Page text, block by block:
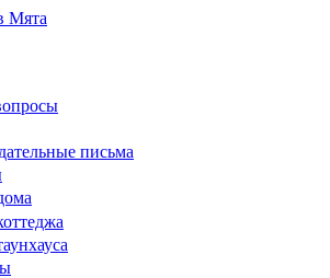
письма